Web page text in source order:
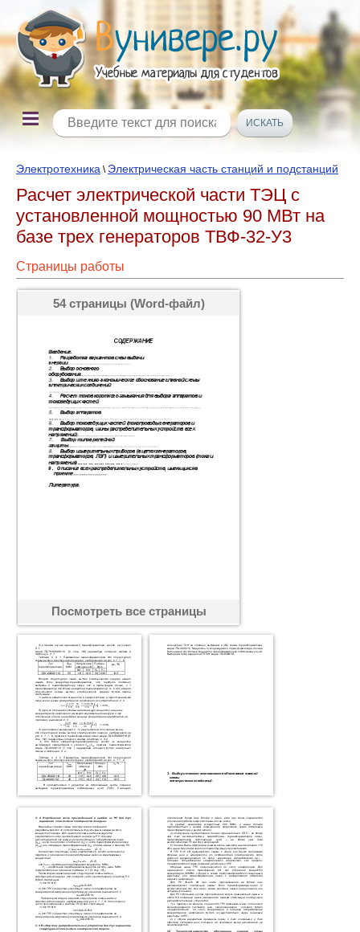
Электротехника \ Электрическая часть станций и подстанций
Расчет электрической части ТЭЦ с
установленной мощностью 90 МВт на
базе трех генераторов ТВФ-32-У3
Страницы работы
54 страницы (Word-файл)
Посмотреть все страницы